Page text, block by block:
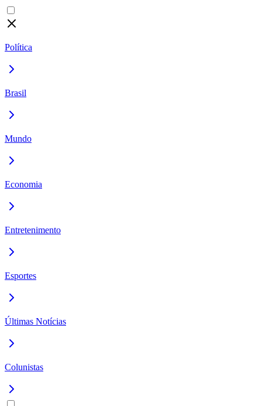
Política
Brasil
Mundo
Economia
Entretenimento
Esportes
Últimas Notícias
Colunistas